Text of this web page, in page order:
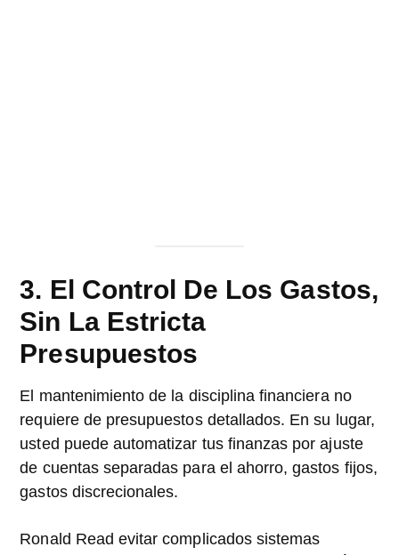
3. El Control De Los Gastos,
Sin La Estricta
Presupuestos
El mantenimiento de la disciplina financiera no
requiere de presupuestos detallados. En su lugar,
usted puede automatizar tus finanzas por ajuste
de cuentas separadas para el ahorro, gastos fijos,
gastos discrecionales.
Ronald Read evitar complicados sistemas